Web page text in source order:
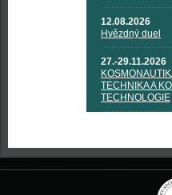
12.08.2026
Hvězdný duel
27.-29.11.2026
TECHNIKA A
TECHNOLOGIE